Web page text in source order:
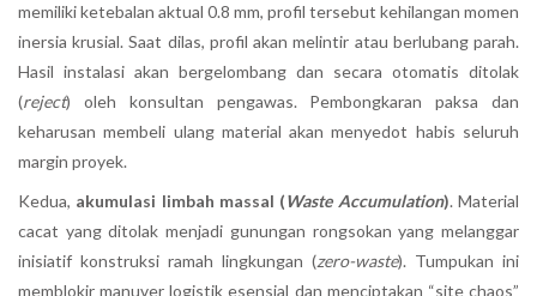
memiliki ketebalan aktual 0.8 mm, profil tersebut kehilangan momen
inersia krusial. Saat dilas, profil akan melintir atau berlubang parah.
Hasil instalasi akan bergelombang dan secara otomatis ditolak
(reject) oleh konsultan pengawas. Pembongkaran paksa dan
keharusan membeli ulang material akan menyedot habis seluruh
margin proyek.
Kedua, akumulasi limbah massal (Waste Accumulation). Material
cacat yang ditolak menjadi gunungan rongsokan yang melanggar
inisiatif konstruksi ramah lingkungan (zero-waste). Tumpukan ini
memblokir manuver logistik esensial dan menciptakan “site chaos”